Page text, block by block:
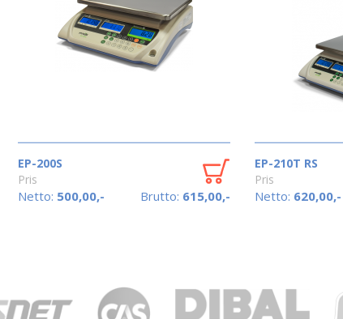
EP-200S
Pris
Netto: 500,00,- Brutto: 615,00,-
EP-210T RS
Pris
Netto: 620,00,-